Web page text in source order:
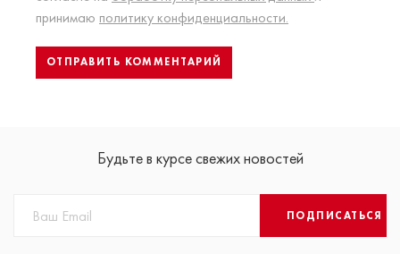
принимаю политику конфиденциальности.
Будьте в курсе свежих новостей
ПОДПИСАТЬСЯ